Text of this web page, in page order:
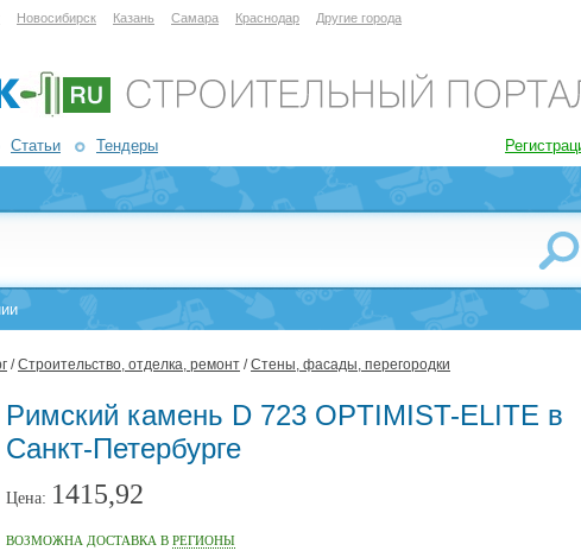
Новосибирск Казань Самара Краснодар Другие города
Статьи Тендеры
/Строительство, отделка, ремонт /Стены, фасады, перегородки
Римский камень D 723 OPTIMIST-ELITE в
Санкт-Петербурге
Цена: 1415,92
ВОЗМОЖНА ДОСТАВКА В РЕГИОНЫ